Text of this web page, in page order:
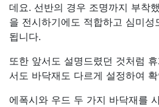
데요. 선반의 경우 조명까지 부착
을 전시하기에도 적합하고 심미
됩니다.
또한 앞서도 설명드렸던 것처럼
서도 바닥재도 다르게 설정하여
에폭시와 우드 두 가지 바닥재를